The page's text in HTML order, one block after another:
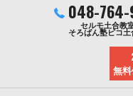
048-764-
セルモ土合教
そろばん塾ピコ土
無